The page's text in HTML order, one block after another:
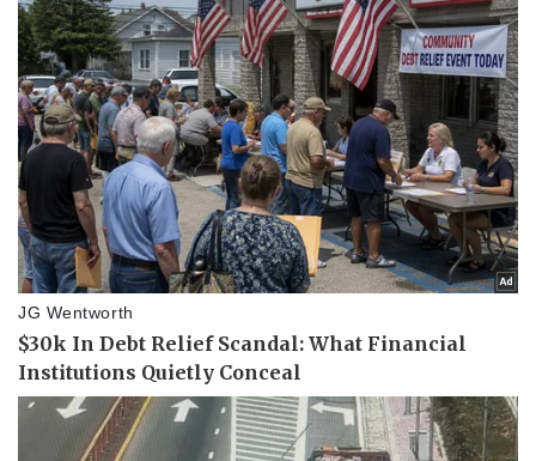
Thể thao
Bóng đá
Lịch thi đấu bóng đá
Thế giới thể thao
eSports
Hậu trường
Ô tô - Xe máy
Ô tô
Tư vấn